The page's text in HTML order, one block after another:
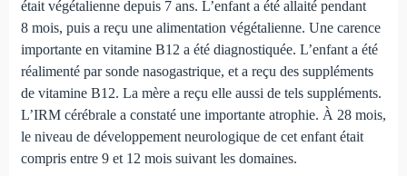
était végétalienne depuis 7 ans. L’enfant a été allaité pendant
8 mois, puis a reçu une alimentation végétalienne. Une carence
importante en vitamine B12 a été diagnostiquée. L’enfant a été
réalimenté par sonde nasogastrique, et a reçu des suppléments
de vitamine B12. La mère a reçu elle aussi de tels suppléments.
L’IRM cérébrale a constaté une importante atrophie. À 28 mois,
le niveau de développement neurologique de cet enfant était
compris entre 9 et 12 mois suivant les domaines.